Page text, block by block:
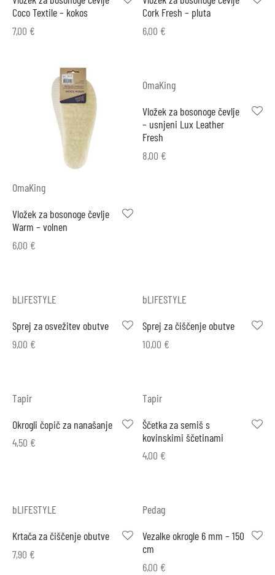
Coco Textile – kokos
7,00 €
Cork Fresh – pluta
6,00 €
OmaKing
Vložek za bosonoge čevlje
Warm – volnen
6,00 €
OmaKing
Vložek za bosonoge čevlje
– usnjeni Lux Leather
Fresh
8,00 €
bLIFESTYLE
Sprej za osvežitev obutve
9,00 €
bLIFESTYLE
Sprej za čiščenje obutve
10,00 €
Tapir
Okrogli čopič za nanašanje
4,50 €
Tapir
Ščetka za semiš s
kovinskimi ščetinami
4,00 €
bLIFESTYLE
Krtača za čiščenje obutve
7,90 €
Pedag
Vezalke okrogle 6 mm – 150
cm
6,00 €